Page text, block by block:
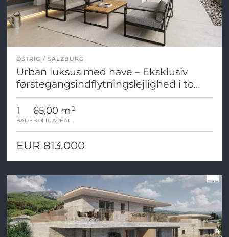
ØSTRIG SALZBURG
Urban luksus med have – Eksklusiv
førstegangsindflytningslejlighed i to
etager i Salzburg
1
BADE
65,00 m²
BOLIGAREAL
EUR 813.000